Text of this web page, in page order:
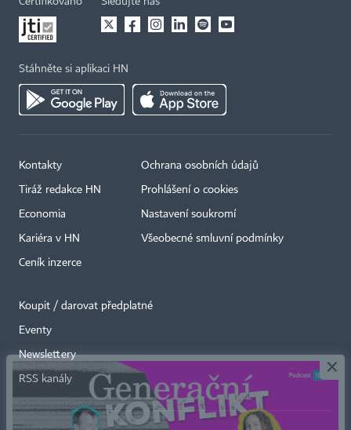
Stáhněte si aplikaci HN
Kontakty
Tiráž redakce HN
Economia
Kariéra v HN
Ceník inzerce
Ochrana osobních údajů
Prohlášení o cookies
Nastavení soukromí
Všeobecné smluvní podmínky
Koupit / darovat předplatné
Eventy
Newslettery
RSS kanály